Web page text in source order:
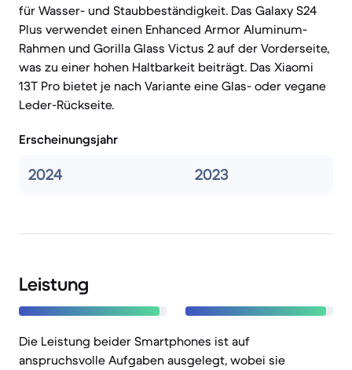
für Wasser- und Staubbeständigkeit. Das Galaxy S24
Plus verwendet einen Enhanced Armor Aluminum-
Rahmen und Gorilla Glass Victus 2 auf der Vorderseite,
was zu einer hohen Haltbarkeit beiträgt. Das Xiaomi
13T Pro bietet je nach Variante eine Glas- oder vegane
Leder-Rückseite.
Erscheinungsjahr
2024 2023
Leistung
Die Leistung beider Smartphones ist auf
anspruchsvolle Aufgaben ausgelegt, wobei sie